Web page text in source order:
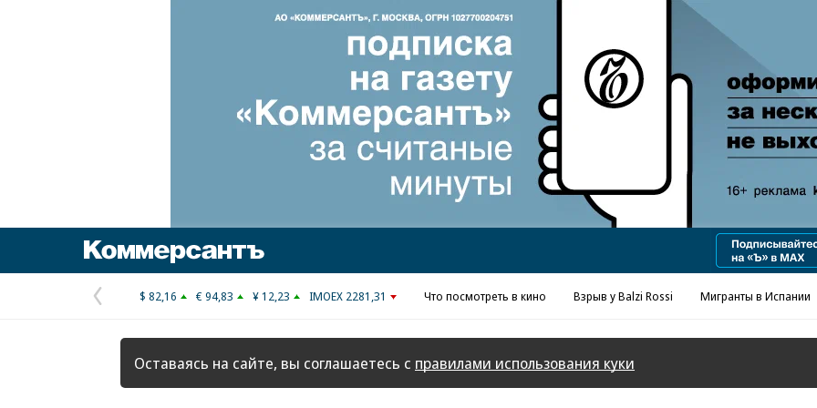
Реклама в «Ъ» www.kommersant.ru/ad
Предыдущая
страница
$ 82,16 € 94,83 ¥ 12,23 IMOEX 2281,31 Что посмотреть в кино Взрыв у Balzi Rossi Мигранты в Испании
Оставаясь на сайте, вы соглашаетесь с правилами использования куки